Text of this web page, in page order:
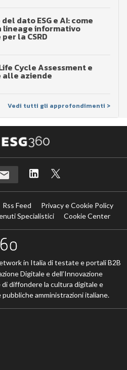
dato ESG e AI: come
lineage informativo
la CSRD
Cycle Assessment e
alle aziende
Vedi tutti gli approfondimenti >
Rss Feed
Privacy e Cookie Policy
Specialistici
Cookie Center
in Italia di testate e portali B2B
Digitale e dell’Innovazione
diffondere la cultura digitale e
amministrazioni italiane.